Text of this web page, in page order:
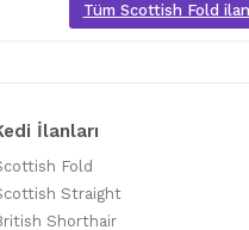
Tüm Scottish Fold
İlanları
Fold
Straight
Shorthair